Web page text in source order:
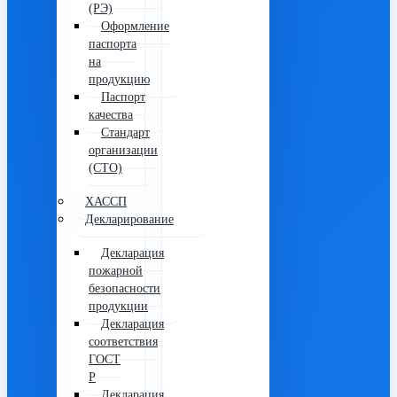
(РЭ)
Оформление
паспорта
на
продукцию
Паспорт
качества
Стандарт
организации
(СТО)
ХАССП
Декларирование
Декларация
пожарной
безопасности
продукции
Декларация
соответствия
ГОСТ
Р